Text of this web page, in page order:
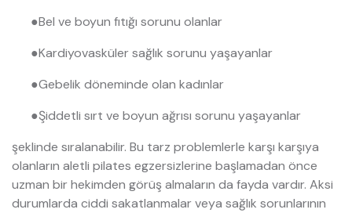
●Bel ve boyun fıtığı sorunu olanlar
●Kardiyovasküler sağlık sorunu yaşayanlar
●Gebelik döneminde olan kadınlar
●Şiddetli sırt ve boyun ağrısı sorunu yaşayanlar
şeklinde sıralanabilir. Bu tarz problemlerle karşı karşıya
olanların aletli pilates egzersizlerine başlamadan önce
uzman bir hekimden görüş almaların da fayda vardır. Aksi
durumlarda ciddi sakatlanmalar veya sağlık sorunlarının